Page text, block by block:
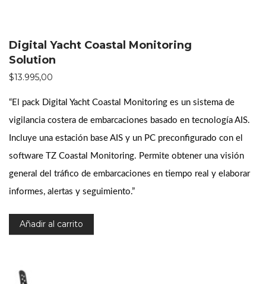
Digital Yacht Coastal Monitoring
Solution
$13.995,00
“El pack Digital Yacht Coastal Monitoring es un sistema de
vigilancia costera de embarcaciones basado en tecnología AIS.
Incluye una estación base AIS y un PC preconfigurado con el
software TZ Coastal Monitoring. Permite obtener una visión
general del tráfico de embarcaciones en tiempo real y elaborar
informes, alertas y seguimiento.”
Añadir al carrito